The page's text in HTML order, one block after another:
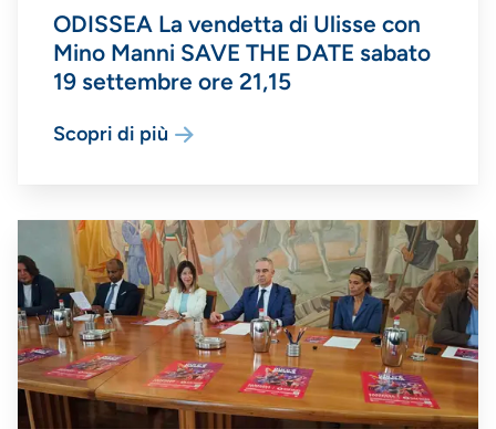
ODISSEA La vendetta di Ulisse con
Mino Manni SAVE THE DATE sabato
19 settembre ore 21,15
Scopri di più